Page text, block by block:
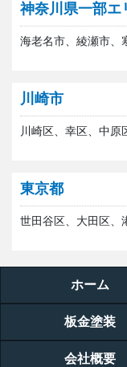
神奈川県一部エ
海老名市、綾瀬市、
川崎市
川崎区、幸区、中原
東京都
世田谷区、大田区、
ホーム
板金塗装
会社概要